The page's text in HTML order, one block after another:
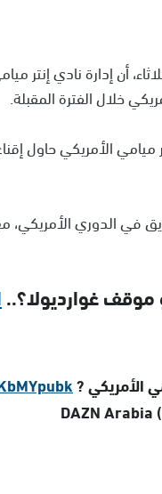
أن إدارة نادي إنتر
خلال الفترة المقبلة.
الأمريكي حاول
في الدوري
موقف غوارديولا؟..
الأمريكي ?